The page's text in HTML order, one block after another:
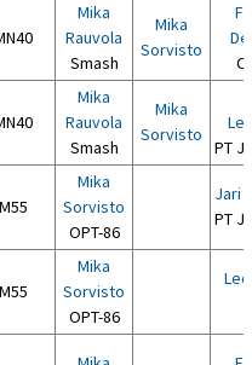
Mika
Rauvola
Smash
Mika
Sorvisto
Mika
Rauvola
Smash
Mika
Sorvisto
PT
M55
Mika
Sorvisto
OPT-86
Jari
PT
M55
Mika
Sorvisto
OPT-86